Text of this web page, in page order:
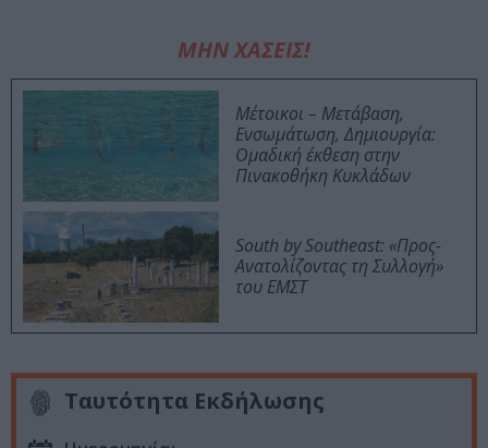
ΜΗΝ ΧΑΣΕΙΣ!
Μέτοικοι – Μετάβαση,
Ενσωμάτωση, Δημιουργία:
Ομαδική έκθεση στην
Πινακοθήκη Κυκλάδων
South by Southeast: «Προς-
Ανατολίζοντας τη Συλλογή»
του ΕΜΣΤ
Ταυτότητα Εκδήλωσης